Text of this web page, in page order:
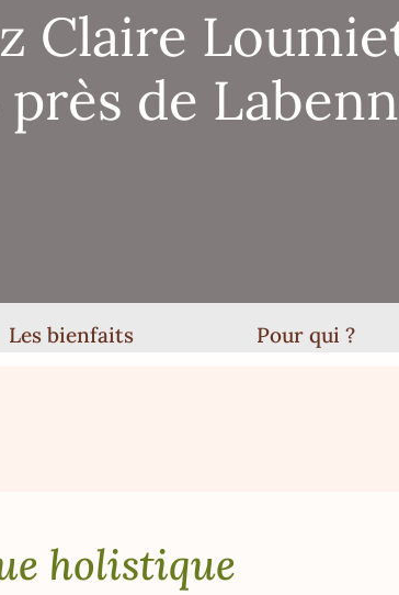
Claire
de
Les bienfaits Pour qui ?
holistique